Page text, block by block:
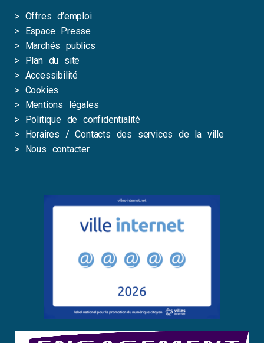
> Offres d’emploi
>
Espace Presse
>
Marchés publics
>
Plan du site
> Accessibilité
> Cookies
>
Mentions légales
>
Politique de confidentialité
>
Horaires / Contacts des services de la ville
>
Nous contacter